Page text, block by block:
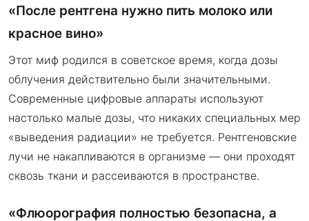
«После рентгена нужно пить молоко или
красное вино»
Этот миф родился в советское время, когда дозы
облучения действительно были значительными.
Современные цифровые аппараты используют
настолько малые дозы, что никаких специальных мер
«выведения радиации» не требуется. Рентгеновские
лучи не накапливаются в организме — они проходят
сквозь ткани и рассеиваются в пространстве.
«Флюорография полностью безопасна, а